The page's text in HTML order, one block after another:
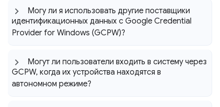
Могу ли я использовать другие поставщики
идентификационных данных с Google Credential
Provider for Windows (GCPW)?
Могут ли пользователи входить в систему через
GCPW, когда их устройства находятся в
автономном режиме?